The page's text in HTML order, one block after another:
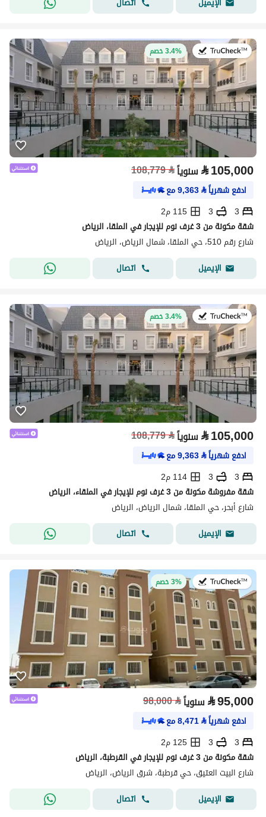
في:27 يوليو 20263.4% خصم
⃁105,000 سنوياً⃁
108,779
ادفع شهرياً⃁
9,363مع
3
3
115 م2
شقة مكونة من 3 غرف نوم للإيجار في الملقا، الرياض
شارع رقم 510، حي الملقا، شمال الرياض، الرياض
الإيميل
اتصال
في:27 يوليو 20263.4% خصم
⃁105,000 سنوياً⃁
108,779
ادفع شهرياً⃁
9,363مع
3
3
114 م2
شقة مفروشة مكونة من 3 غرف نوم للإيجار في الملقاء، الرياض
شارع أبحر، حي الملقا، شمال الرياض، الرياض
الإيميل
اتصال
في:20 يوليو 20263% خصم
⃁95,000 سنوياً⃁
98,000
ادفع شهرياً⃁
8,471مع
3
3
125 م2
شقة مكونة من 3 غرف نوم للإيجار في القرطبة، الرياض
شارع البيت العتيق، حي قرطبة، شرق الرياض، الرياض
الإيميل
اتصال